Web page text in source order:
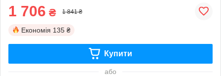
1 706 ₴ 1 841 ₴
Економія 135 ₴
Купити
або